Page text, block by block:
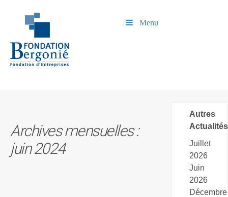
Menu
Archives mensuelles :
juin 2024
Autres
Actualités
Juillet
2026
Juin
2026
Décembre